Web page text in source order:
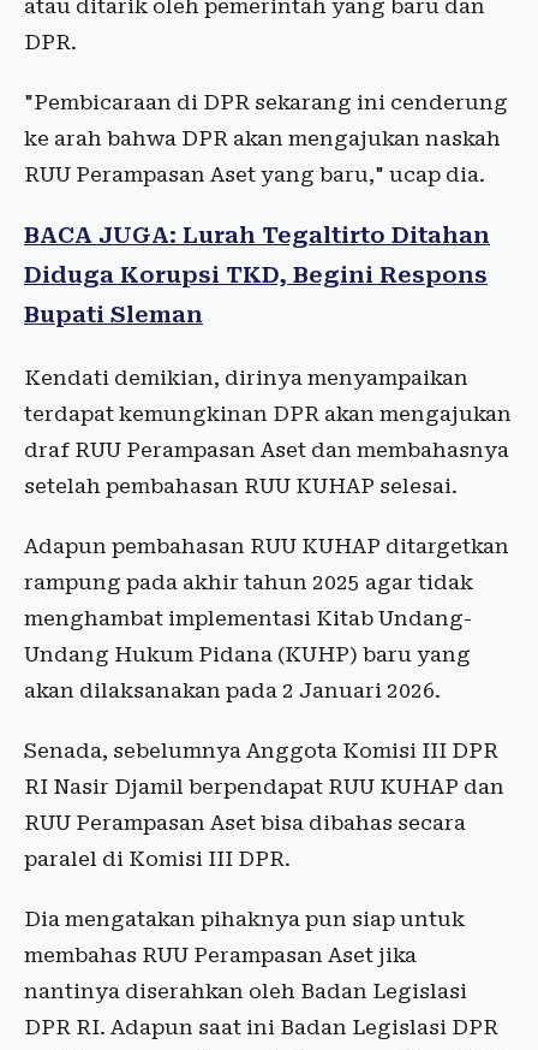
atau ditarik oleh pemerintah yang baru dan
DPR.
"Pembicaraan di DPR sekarang ini cenderung
ke arah bahwa DPR akan mengajukan naskah
RUU Perampasan Aset yang baru," ucap dia.
BACA JUGA: Lurah Tegaltirto Ditahan
Diduga Korupsi TKD, Begini Respons
Bupati Sleman
Kendati demikian, dirinya menyampaikan
terdapat kemungkinan DPR akan mengajukan
draf RUU Perampasan Aset dan membahasnya
setelah pembahasan RUU KUHAP selesai.
Adapun pembahasan RUU KUHAP ditargetkan
rampung pada akhir tahun 2025 agar tidak
menghambat implementasi Kitab Undang-
Undang Hukum Pidana (KUHP) baru yang
akan dilaksanakan pada 2 Januari 2026.
Senada, sebelumnya Anggota Komisi III DPR
RI Nasir Djamil berpendapat RUU KUHAP dan
RUU Perampasan Aset bisa dibahas secara
paralel di Komisi III DPR.
Dia mengatakan pihaknya pun siap untuk
membahas RUU Perampasan Aset jika
nantinya diserahkan oleh Badan Legislasi
DPR RI. Adapun saat ini Badan Legislasi DPR